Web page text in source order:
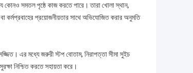
যে কোনও সমতল পৃষ্ঠে কাজ করতে পারে। তারা খোলা স্থান,
কর্মপ্রবাহের প্রয়োজনীয়তার সাথে অভিযোজিত করার অনুমতি
সজ্জিত। এর মধ্যে জরুরী স্টপ বোতাম, নিরাপত্তা সীমা সুইচ
নিশ্চিত করতে সহায়তা করে।